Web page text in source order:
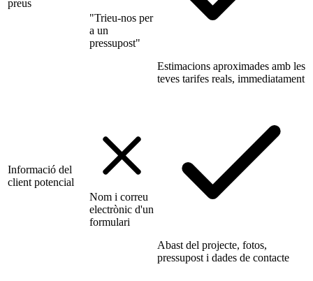
preus
"Trieu-nos per
a un
pressupost"
Estimacions aproximades amb les
teves tarifes reals, immediatament
Informació del
client potencial
Nom i correu
electrònic d'un
formulari
Abast del projecte, fotos,
pressupost i dades de contacte